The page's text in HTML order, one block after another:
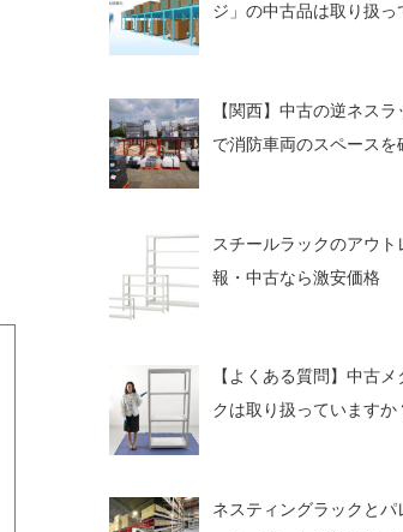
ジ」の中古品は取り扱っ
【関西】中古の逆ネスラ
で消防車両のスペースを
スチールラックのアウト
報・中古なら激安価格
【よくある質問】中古メ
クは取り扱っていますか
ネスティングラックとパ